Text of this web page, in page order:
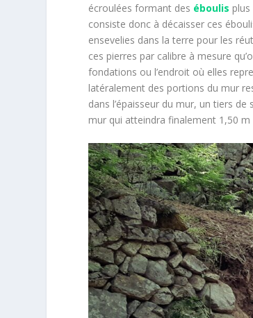
écroulées formant des éboulis
consiste donc à décaisser ces
ensevelies dans la terre pour les
ces pierres par calibre à mesure
fondations ou l’endroit où elles
latéralement des portions du mur
dans l’épaisseur du mur, un tiers
mur qui atteindra finalement 1,50